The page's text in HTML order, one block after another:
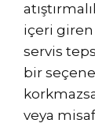
içeri giren
servis
bir
veya